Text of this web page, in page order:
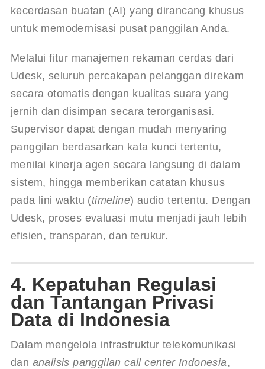
kecerdasan buatan (AI) yang dirancang khusus
untuk memodernisasi pusat panggilan Anda.
Melalui fitur manajemen rekaman cerdas dari
Udesk, seluruh percakapan pelanggan direkam
secara otomatis dengan kualitas suara yang
jernih dan disimpan secara terorganisasi.
Supervisor dapat dengan mudah menyaring
panggilan berdasarkan kata kunci tertentu,
menilai kinerja agen secara langsung di dalam
sistem, hingga memberikan catatan khusus
pada lini waktu (timeline) audio tertentu. Dengan
Udesk, proses evaluasi mutu menjadi jauh lebih
efisien, transparan, dan terukur.
4. Kepatuhan Regulasi
dan Tantangan Privasi
Data di Indonesia
Dalam mengelola infrastruktur telekomunikasi
dan analisis panggilan call center Indonesia,